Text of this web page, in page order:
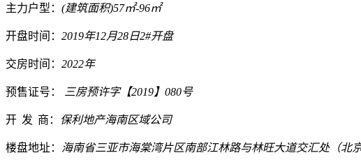
主力户型： (建筑面积)57㎡-96㎡
开盘时间： 2019年12月28日2#开盘
交房时间： 2022年
预售证号： 三房预许字【2019】080号
开 发 商： 保利地产海南区域公司
楼盘地址： 海南省三亚市海棠湾片区南部江林路与林旺大道交汇处（北